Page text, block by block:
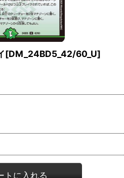
[DM_24BD5_42/60_U]
トに入れる